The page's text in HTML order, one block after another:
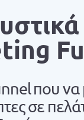
που να
σε